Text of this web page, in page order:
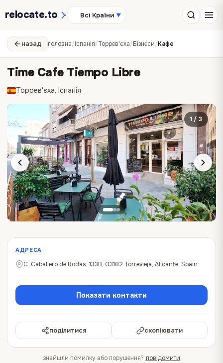
relocate.to Всі Країни ▼
назад головна/Іспанія/Торрев'єха/Бізнеси/Кафе
Time Cafe Tiempo Libre
Торрев'єха, Іспанія
1 / 3
АДРЕСА
C. Caballero de Rodas, 133B, 03182 Torrevieja, Alicante, Spain
Показати контакти
поділитися скопіювати
знайшли помилку або порушення? повідомити